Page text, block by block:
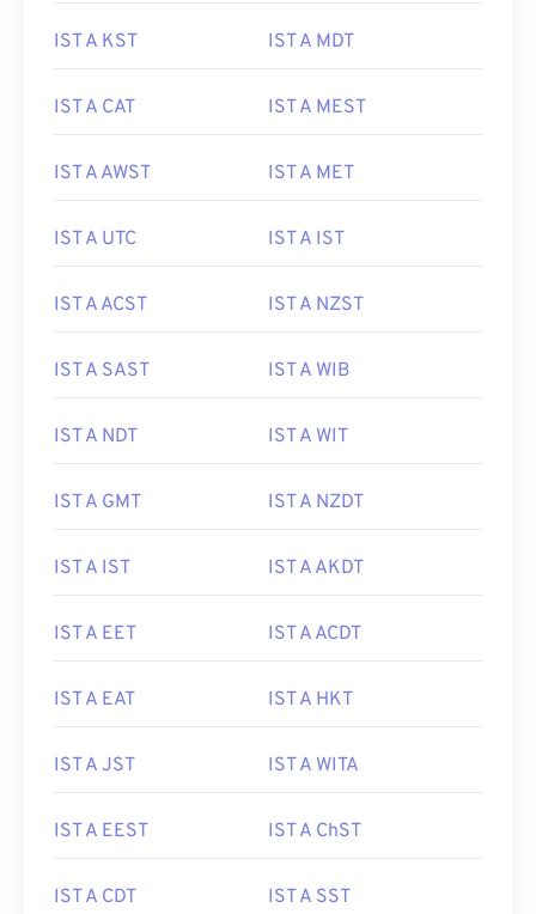
IST A KST IST A MDT
IST A CAT IST A MEST
IST A AWST IST A MET
IST A UTC IST A IST
IST A ACST IST A NZST
IST A SAST IST A WIB
IST A NDT IST A WIT
IST A GMT IST A NZDT
IST A IST IST A AKDT
IST A EET IST A ACDT
IST A EAT IST A HKT
IST A JST IST A WITA
IST A EEST IST A ChST
IST A CDT IST A SST